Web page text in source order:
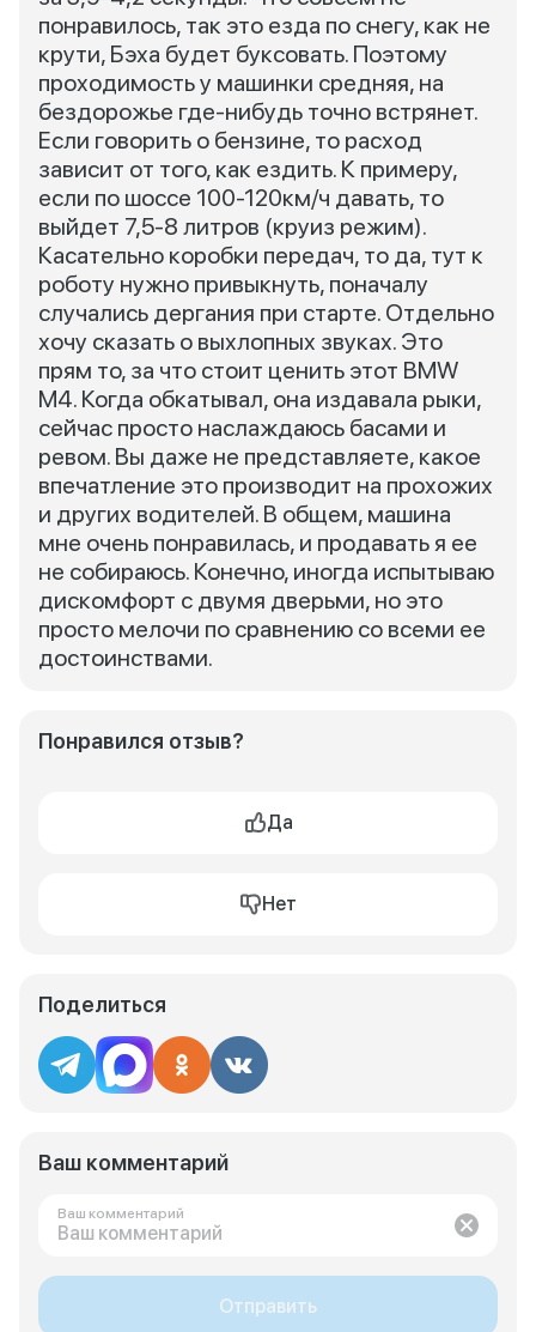
понравилось, так это езда по снегу, как не
крути, Бэха будет буксовать. Поэтому
проходимость у машинки средняя, на
бездорожье где-нибудь точно встрянет.
Если говорить о бензине, то расход
зависит от того, как ездить. К примеру,
если по шоссе 100-120км/ч давать, то
выйдет 7,5-8 литров (круиз режим).
Касательно коробки передач, то да, тут к
роботу нужно привыкнуть, поначалу
случались дергания при старте. Отдельно
хочу сказать о выхлопных звуках. Это
прям то, за что стоит ценить этот BMW
M4. Когда обкатывал, она издавала рыки,
сейчас просто наслаждаюсь басами и
ревом. Вы даже не представляете, какое
впечатление это производит на прохожих
и других водителей. В общем, машина
мне очень понравилась, и продавать я ее
не собираюсь. Конечно, иногда испытываю
дискомфорт с двумя дверьми, но это
просто мелочи по сравнению со всеми ее
достоинствами.
Понравился отзыв?
Да
Нет
Поделиться
Ваш комментарий
Ваш комментарий
Отправить